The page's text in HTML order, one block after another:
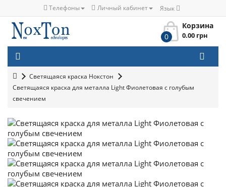
Телефоны Личный кабинет Язык
Корзина
0
0.00 грн
Светящаяся краска Нокстон
Светящаяся краска для металла Light Фиолетовая с голубым
свечением